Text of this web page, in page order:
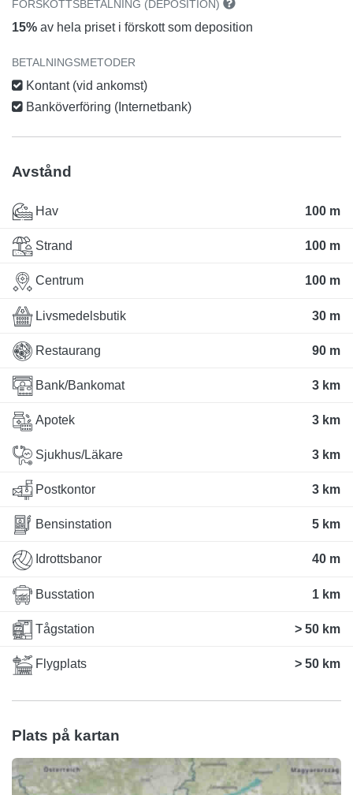
FÖRSKOTTSBETALNING (DEPOSITION)
15% av hela priset i förskott som deposition
BETALNINGSMETODER
Kontant (vid ankomst)
Banköverföring (Internetbank)
Avstånd
Hav 100 m
Strand 100 m
Centrum 100 m
Livsmedelsbutik 30 m
Restaurang 90 m
Bank/Bankomat 3 km
Apotek 3 km
Sjukhus/Läkare 3 km
Postkontor 3 km
Bensinstation 5 km
Idrottsbanor 40 m
Busstation 1 km
Tågstation > 50 km
Flygplats > 50 km
Plats på kartan